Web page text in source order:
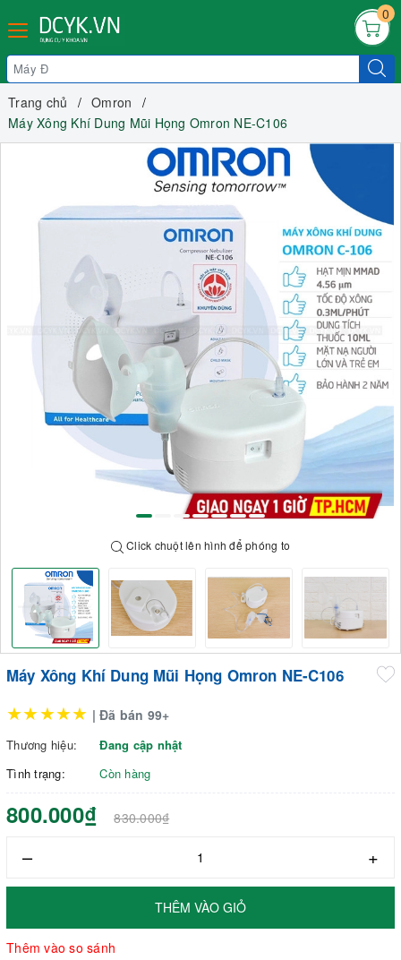
0
Trang chủ
Omron
Máy Xông Khí Dung Mũi Họng Omron NE-C106
Click chuột lên hình để phóng to
Máy Xông Khí Dung Mũi Họng Omron NE-C106
★★★★★ | Đã bán 99+
Thương hiệu:
Đang cập nhật
Tình trạng:
Còn hàng
800.000₫ 830.000₫
– +
THÊM VÀO GIỎ
Thêm vào so sánh